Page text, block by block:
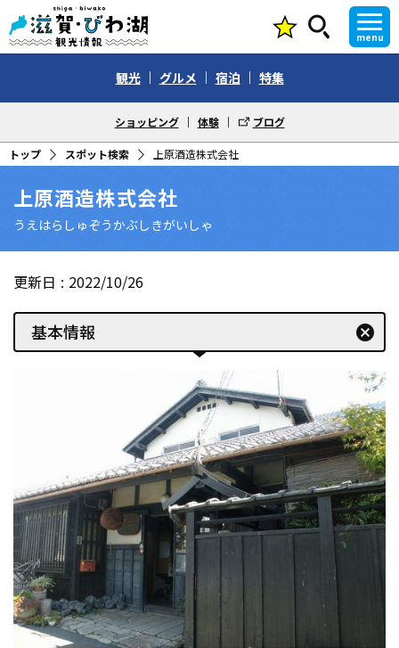
menu
観光 グルメ 宿泊 特集
ショッピング 体験 ブログ
トップ スポット検索 上原酒造株式会社
上原酒造株式会社
うえはらしゅぞうかぶしきがいしゃ
更新日 2022/10/26
基本情報 cancel